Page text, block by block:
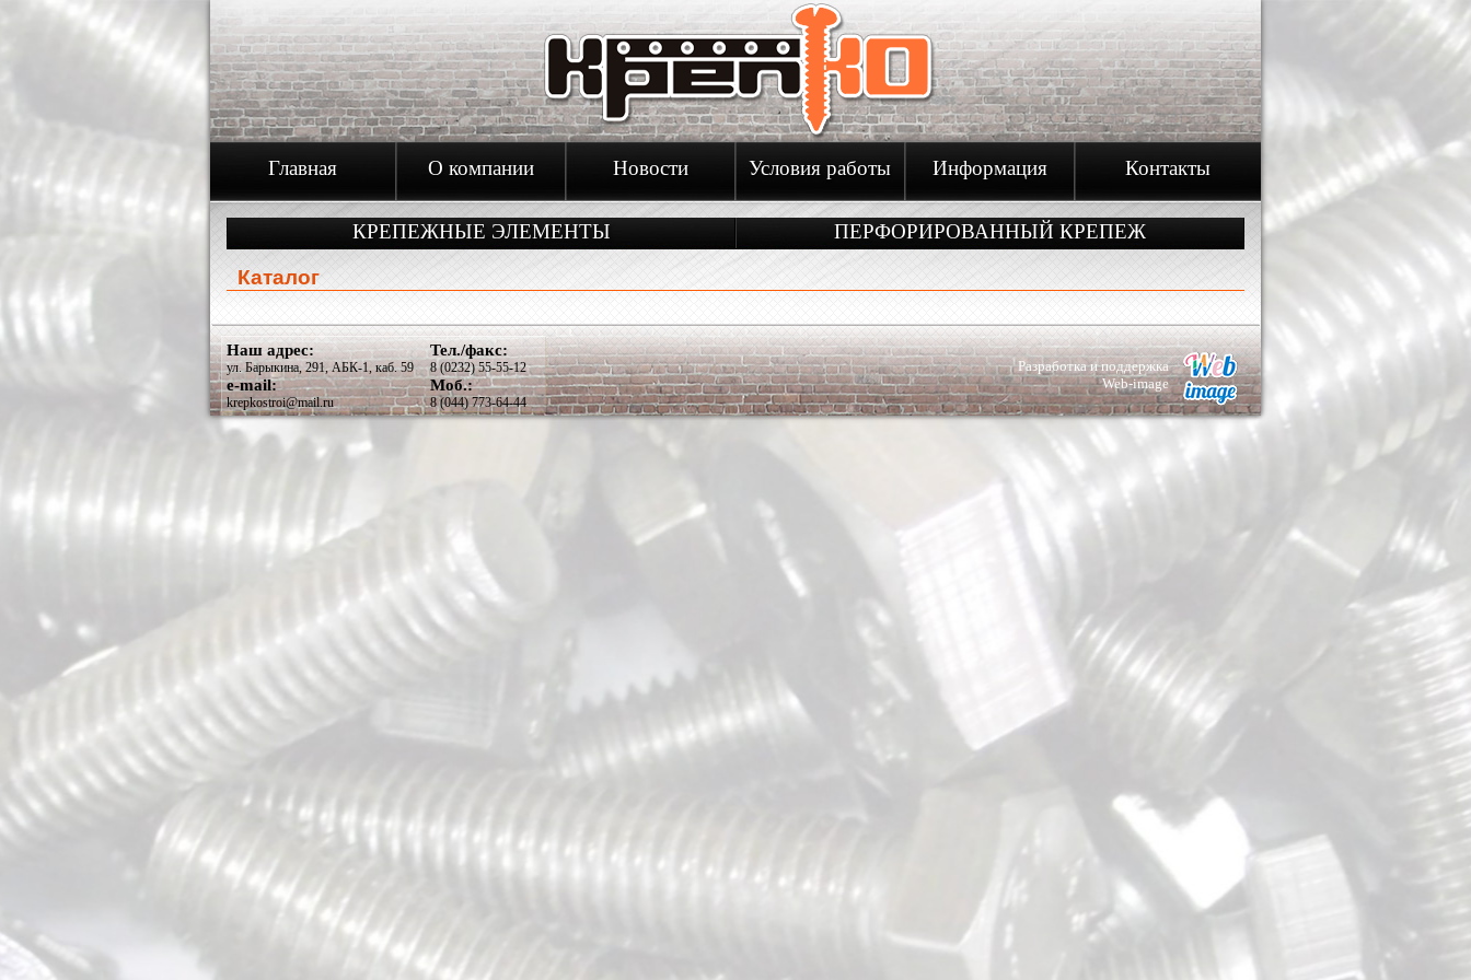
Главная О компании Новости Условия работы Информация Контакты
КРЕПЕЖНЫЕ ЭЛЕМЕНТЫ
ПЕРФОРИРОВАННЫЙ КРЕПЕЖ
Каталог
Наш адрес:
ул. Барыкина, 291, АБК-1, каб. 59
e-mail:
krepkostroi@mail.ru
Тел./факс:
8 (0232) 55-55-12
Моб.:
8 (044) 773-64-44
Разработка и поддержка
Web-image